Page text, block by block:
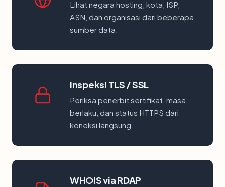
Lihat negara hosting, kota, ISP,
ASN, dan organisasi dari beberapa
sumber data.
Inspeksi TLS / SSL
Periksa penerbit sertifikat, masa
berlaku, dan status HTTPS dari
koneksi langsung.
WHOIS via RDAP